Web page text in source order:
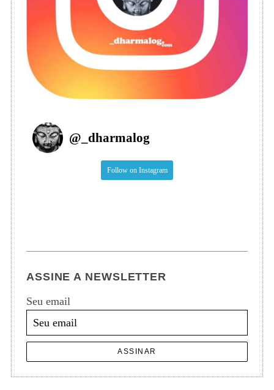
@ _dharmalog
Follow on Instagram
ASSINE A NEWSLETTER
Seu email
ASSINAR